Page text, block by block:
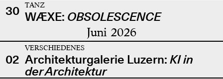
30
TANZ
WÆXE: OBSOLESCENCE
Juni 2026
02
VERSCHIEDENES
Architekturgalerie Luzern: KI in
der Architektur